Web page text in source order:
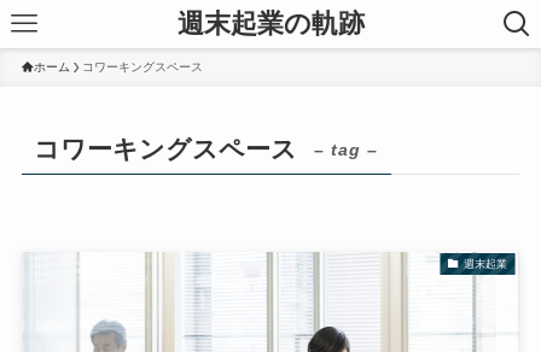
週末起業の軌跡
ホーム コワーキングスペース
コワーキングスペース – tag –
週末起業